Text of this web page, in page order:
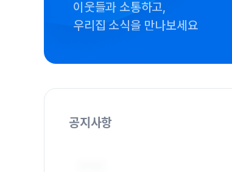
이웃들과 소통하고,
우리집 소식을 만나보세요
공지사항